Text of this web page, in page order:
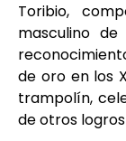
Toribio,
masculino
de oro en los
trampolín,
de otros